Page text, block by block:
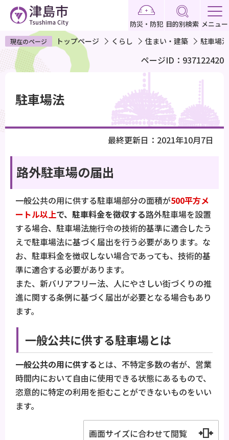
ペ
ー
ジ
で
す
防災・防犯 目的別検索 メニュー
現在のページ トップページ くらし 住まい・建築 駐車場法
ページID：937122420
駐車場法
最終更新日：2021年10月7日
路外駐車場の届出
一般公共の用に供する駐車場部分の面積が500平方メ
ートル以上で、駐車料金を徴収する路外駐車場を設置
する場合、駐車場法施行令の技術的基準に適合したう
えで駐車場法に基づく届出を行う必要があります。な
お、駐車料金を徴収しない場合であっても、技術的基
準に適合する必要があります。
また、新バリアフリー法、人にやさしい街づくりの推
進に関する条例に基づく届出が必要となる場合もあり
ます。
一般公共に供する駐車場とは
一般公共の用に供する とは、不特定多数の者が、営業
時間内において自由に使用できる状態にあるもので、
恣意的に特定の利用を拒むことができないものをいい
ます。
画面サイズに合わせて閲覧